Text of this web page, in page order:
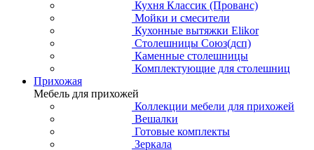
Кухня Классик (Прованс)
Мойки и смесители
Кухонные вытяжки Elikor
Столешницы Союз(дсп)
Каменные столешницы
Комплектующие для столешниц
Прихожая
Мебель для прихожей
Коллекции мебели для прихожей
Вешалки
Готовые комплекты
Зеркала